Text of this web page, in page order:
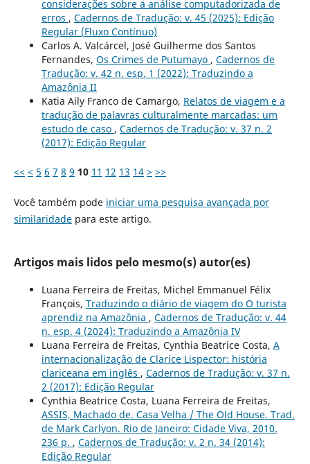
considerações sobre a análise computadorizada de
erros , Cadernos de Tradução: v. 45 (2025): Edição
Regular (Fluxo Contínuo)
Carlos A. Valcárcel, José Guilherme dos Santos
Fernandes, Os Crimes de Putumayo , Cadernos de
Tradução: v. 42 n. esp. 1 (2022): Traduzindo a
Amazônia II
Katia Aily Franco de Camargo, Relatos de viagem e a
tradução de palavras culturalmente marcadas: um
estudo de caso , Cadernos de Tradução: v. 37 n. 2
(2017): Edição Regular
<< < 5 6 7 8 9 10 11 12 13 14 > >>
Você também pode iniciar uma pesquisa avançada por
similaridadepara este artigo.
Artigos mais lidos pelo mesmo(s) autor(es)
Luana Ferreira de Freitas, Michel Emmanuel Félix
François, Traduzindo o diário de viagem do O turista
aprendiz na Amazônia , Cadernos de Tradução: v. 44
n. esp. 4 (2024): Traduzindo a Amazônia IV
Luana Ferreira de Freitas, Cynthia Beatrice Costa, A
internacionalização de Clarice Lispector: história
clariceana em inglês , Cadernos de Tradução: v. 37 n.
2 (2017): Edição Regular
Cynthia Beatrice Costa, Luana Ferreira de Freitas,
ASSIS, Machado de. Casa Velha / The Old House. Trad.
de Mark Carlyon. Rio de Janeiro: Cidade Viva, 2010.
236 p. , Cadernos de Tradução: v. 2 n. 34 (2014):
Edição Regular